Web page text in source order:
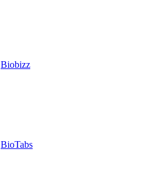
Biobizz
BioTabs